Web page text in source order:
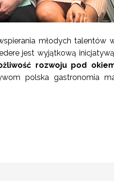
młodych talentów
jest wyjątkową inicjatywą,
rozwoju pod
polska gastronomia